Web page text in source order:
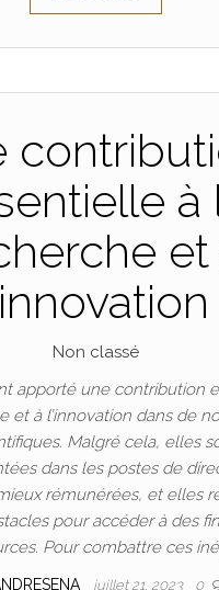
à
et
Non classé
apporté une contribution
et à l’innovation dans de
Malgré cela, elles
dans les postes de
rémunérées, et elles
pour accéder à des
Pour combattre ces
juillet 21, 2023 0